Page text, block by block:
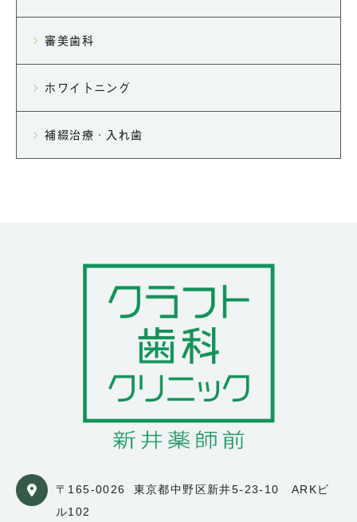
審美歯科
ホワイトニング
補綴治療・入れ歯
〒165-0026
東京都中野区新井5-23-10 ARKビ
ル102